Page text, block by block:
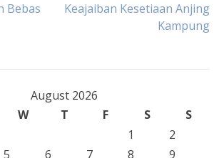
Bebas
Keajaiban Kesetiaan Anjing
Kampung
August 2026
W T F S
S
1
2
5 6 7 8
9